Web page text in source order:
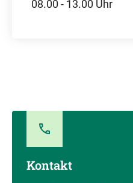
08.00 - 13.00 Uhr
Kontakt